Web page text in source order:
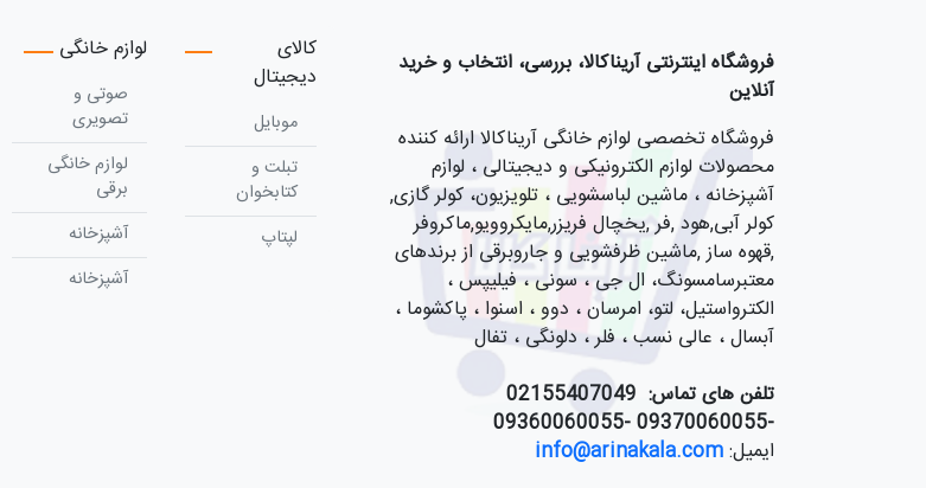
فروشگاه اینترنتی آریناکالا، بررسی، انتخاب و خرید
آنلاین
فروشگاه تخصصی لوازم خانگی آریناکالا ارائه کننده
محصولات لوازم الکترونیکی و دیجیتالی ، لوازم
آشپزخانه ، ماشین لباسشویی ، تلویزیون، کولر گازی,
کولر آبی,هود ,فر ,یخچال فریزر,مایکروویو,ماکروفر
,قهوه ساز ,ماشین ظرفشویی و جاروبرقی از برندهای
معتبرسامسونگ، ال جی ، سونی ، فیلیپس ،
الکترواستیل، لتو، امرسان ، دوو ، اسنوا ، پاکشوما ،
آبسال ، عالی نسب ، فلر ، دلونگی ، تفال
تلفن های تماس:
02155407049
-09370060055 -09360060055
ایمیل:info@arinakala.com
کالای
دیجیتال
موبایل
تبلت و
کتابخوان
لپتاپ
لوازم خانگی
صوتی و
تصویری
لوازم خانگی
برقی
آشپزخانه
آشپزخانه